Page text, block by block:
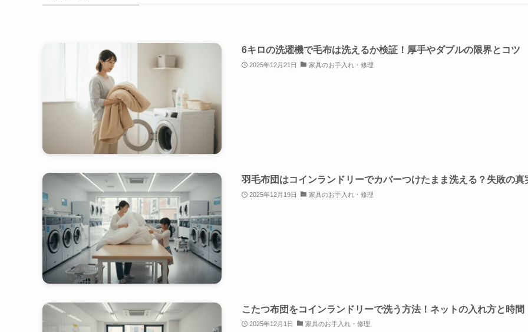
6キロの洗濯機で毛布は洗えるか検証！厚手やダブルの限界とコツ
2025年12月21日 家具のお手入れ・修理
羽毛布団はコインランドリーでカバーつけたまま洗える？失敗の真
2025年12月19日 家具のお手入れ・修理
こたつ布団をコインランドリーで洗う方法！ネットの入れ方と時間
2025年12月1日 家具のお手入れ・修理